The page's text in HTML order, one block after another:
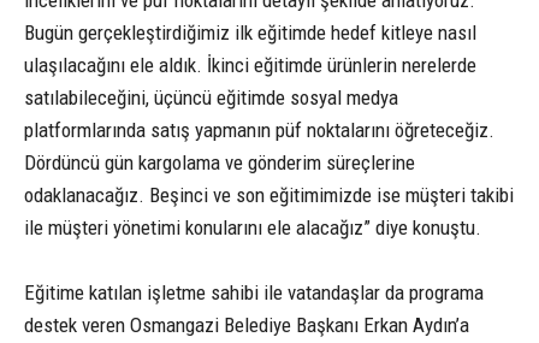
Bugün gerçekleştirdiğimiz ilk eğitimde hedef kitleye nasıl
ulaşılacağını ele aldık. İkinci eğitimde ürünlerin nerelerde
satılabileceğini, üçüncü eğitimde sosyal medya
platformlarında satış yapmanın püf noktalarını öğreteceğiz.
Dördüncü gün kargolama ve gönderim süreçlerine
odaklanacağız. Beşinci ve son eğitimimizde ise müşteri takibi
ile müşteri yönetimi konularını ele alacağız” diye konuştu.
Eğitime katılan işletme sahibi ile vatandaşlar da programa
destek veren Osmangazi Belediye Başkanı Erkan Aydın’a